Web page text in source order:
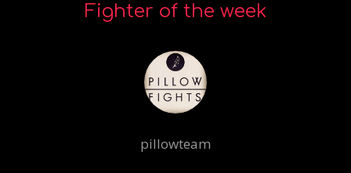
Fighter of the week
pillowteam